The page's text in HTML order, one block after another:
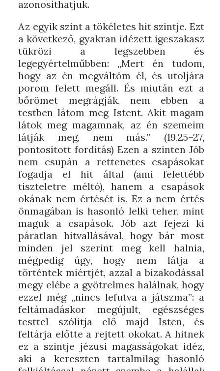
azonosíthatjuk.
Az egyik szint a tökéletes hit szintje. Ezt
a következő, gyakran idézett igeszakasz
tükrözi a legszebben és
legegyértelműbben: „Mert én tudom,
hogy az én megváltóm él, és utoljára
porom felett megáll. És miután ezt a
bőrömet megrágják, nem ebben a
testben látom meg Istent. Akit magam
látok meg magamnak, az én szemeim
látják meg, nem más.” (19,25–27,
pontosított fordítás) Ezen a szinten Jób
nem csupán a rettenetes csapásokat
fogadja el hit által (ami felettébb
tiszteletre méltó), hanem a csapások
okának nem értését is. Ez a nem értés
önmagában is hasonló lelki teher, mint
maguk a csapások. Jób azt fejezi ki
páratlan hitvallásával, hogy bár most
minden jel szerint meg kell halnia,
mégpedig úgy, hogy nem látja a
történtek miértjét, azzal a bizakodással
megy elébe a gyötrelmes halálnak, hogy
ezzel még „nincs lefutva a játszma”: a
feltámadáskor megújult, egészséges
testtel szólítja elő majd Isten, és
feltárja előtte a rejtett okokat. A hitnek
ez a szintje jézusi magasságokat idéz,
aki a kereszten tartalmilag hasonló